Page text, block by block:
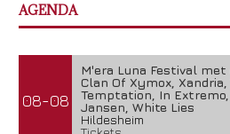
AGENDA
08-08
M'era Luna Festival met
Clan Of Xymox,
Temptation, In
Jansen, White Lies
Hildesheim